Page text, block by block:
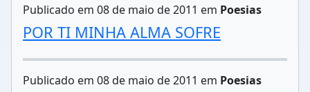
Publicado em 08 de maio de 2011 em Poesias
POR TI MINHA ALMA SOFRE
Publicado em 08 de maio de 2011 em Poesias